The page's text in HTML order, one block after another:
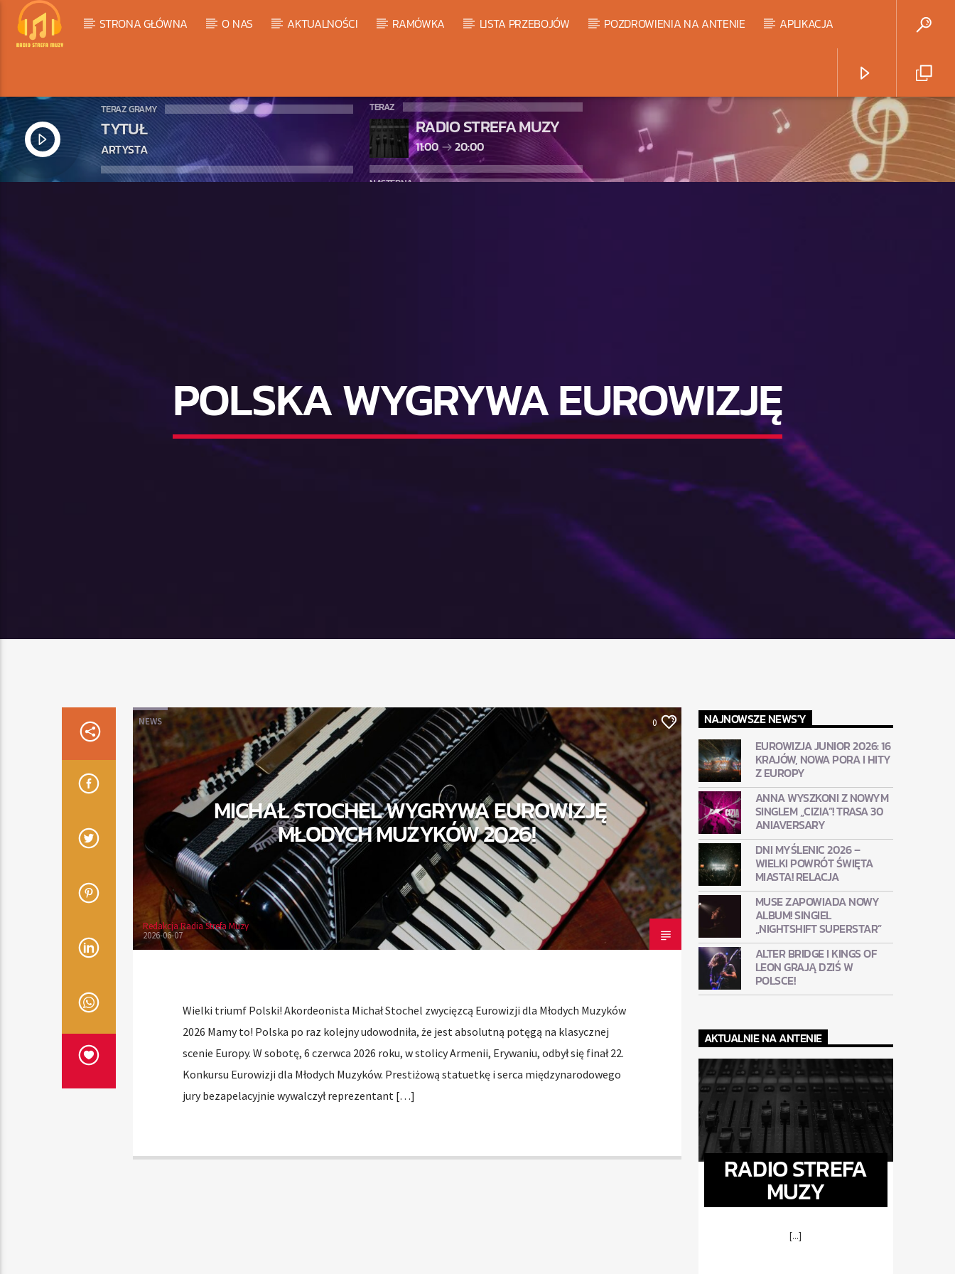
STRONA GŁÓWNA O NAS AKTUALNOŚCI RAMÓWKA LISTA PRZEBOJÓW POZDROWIENIA NA ANTENIE APLIKACJA
TERAZ GRAMY
TYTUŁ
ARTYSTA
TERAZ
RADIO STREFA MUZY
11:00 20:00
NASTĘPNA
POLSKA WYGRYWA EUROWIZJĘ
NEWS 0
MICHAŁ STOCHEL WYGRYWA EUROWIZJĘ
MŁODYCH MUZYKÓW 2026!
Redakcja Radia Strefa Muzy
2026-06-07
Wielki triumf Polski! Akordeonista Michał Stochel zwycięzcą Eurowizji dla Młodych Muzyków
2026 Mamy to! Polska po raz kolejny udowodniła, że jest absolutną potęgą na klasycznej
scenie Europy. W sobotę, 6 czerwca 2026 roku, w stolicy Armenii, Erywaniu, odbył się finał 22.
Konkursu Eurowizji dla Młodych Muzyków. Prestiżową statuetkę i serca międzynarodowego
jury bezapelacyjnie wywalczył reprezentant […]
NAJNOWSZE NEWS'Y
EUROWIZJA JUNIOR 2026: 16
KRAJÓW, NOWA PORA I HITY
Z EUROPY
ANNA WYSZKONI Z NOWYM
SINGLEM „CIZIA”! TRASA 30
ANIAVERSARY
DNI MYŚLENIC 2026 –
WIELKI POWRÓT ŚWIĘTA
MIASTA! RELACJA
MUSE ZAPOWIADA NOWY
ALBUM! SINGIEL
„NIGHTSHIFT SUPERSTAR”
ALTER BRIDGE I KINGS OF
LEON GRAJĄ DZIŚ W
POLSCE!
AKTUALNIE NA ANTENIE
RADIO STREFA
MUZY
[...]